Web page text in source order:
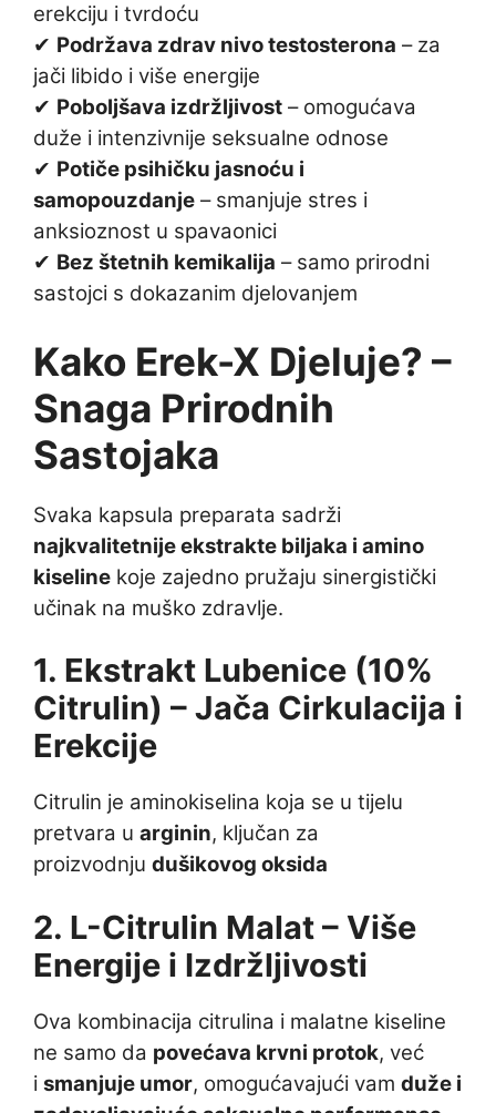
erekciju i tvrdoću
✔ Podržava zdrav nivo testosterona – za
jači libido i više energije
✔ Poboljšava izdržljivost – omogućava
duže i intenzivnije seksualne odnose
✔ Potiče psihičku jasnoću i
samopouzdanje – smanjuje stres i
anksioznost u spavaonici
✔ Bez štetnih kemikalija – samo prirodni
sastojci s dokazanim djelovanjem
Kako Erek-X Djeluje? –
Snaga Prirodnih
Sastojaka
Svaka kapsula preparata sadrži
najkvalitetnije ekstrakte biljaka i amino
kiseline koje zajedno pružaju sinergistički
učinak na muško zdravlje.
1. Ekstrakt Lubenice (10%
Citrulin) – Jača Cirkulacija i
Erekcije
Citrulin je aminokiselina koja se u tijelu
pretvara u arginin, ključan za
proizvodnju dušikovog oksida
2. L-Citrulin Malat – Više
Energije i Izdržljivosti
Ova kombinacija citrulina i malatne kiseline
ne samo da povećava krvni protok, već
i smanjuje umor, omogućavajući vam duže i